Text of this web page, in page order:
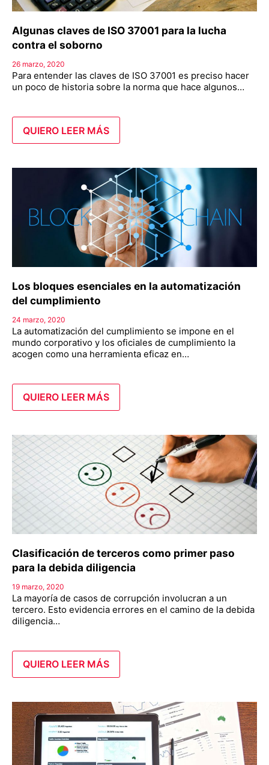
Algunas claves de ISO 37001 para la lucha
contra el soborno
26 marzo, 2020
Para entender las claves de ISO 37001 es preciso hacer
un poco de historia sobre la norma que hace algunos…
QUIERO LEER MÁS
Los bloques esenciales en la automatización
del cumplimiento
24 marzo, 2020
La automatización del cumplimiento se impone en el
mundo corporativo y los oficiales de cumplimiento la
acogen como una herramienta eficaz en…
QUIERO LEER MÁS
Clasificación de terceros como primer paso
para la debida diligencia
19 marzo, 2020
La mayoría de casos de corrupción involucran a un
tercero. Esto evidencia errores en el camino de la debida
diligencia…
QUIERO LEER MÁS